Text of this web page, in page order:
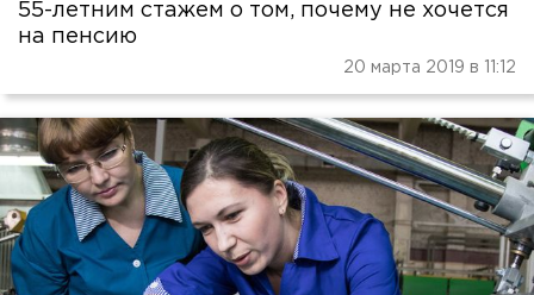
55-летним стажем о том, почему не хочется
на пенсию
20 марта 2019 в 11:12